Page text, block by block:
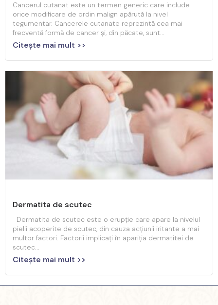
Cancerul cutanat este un termen generic care include
orice modificare de ordin malign apărută la nivel
tegumentar. Cancerele cutanate reprezintă cea mai
frecventă formă de cancer şi, din păcate, sunt...
Citeşte mai mult >>
Dermatita de scutec
Dermatita de scutec este o erupție care apare la nivelul
pielii acoperite de scutec, din cauza acțiunii iritante a mai
multor factori. Factorii implicați în apariția dermatitei de
scutec...
Citeşte mai mult >>